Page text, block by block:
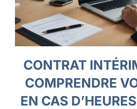
CONTRAT
COMPRENDRE
EN CAS